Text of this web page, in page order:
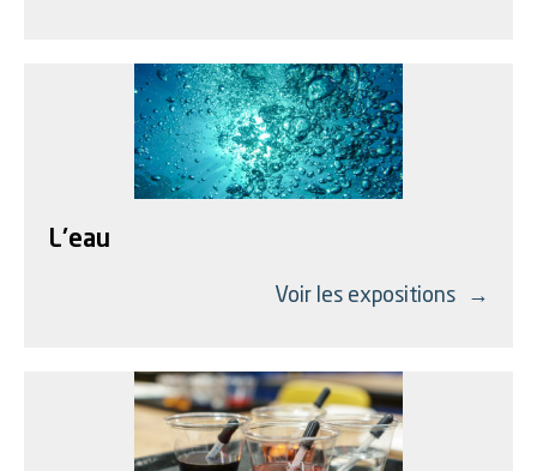
L'eau
Voir les expositions